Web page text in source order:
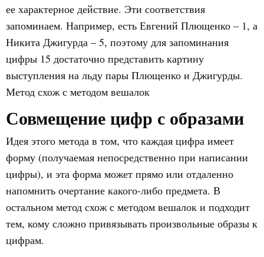
ее характерное действие. Эти соответствия
запоминаем. Например, есть Евгений Плющенко – 1, а
Никита Джигурда – 5, поэтому для запоминания
цифры 15 достаточно представить картину
выступления на льду пары Плющенко и Джигурды.
Метод схож с методом вешалок
Совмещение цифр с образами
Идея этого метода в том, что каждая цифра имеет
форму (получаемая непосредственно при написании
цифры), и эта форма может прямо или отдаленно
напомнить очертание какого-либо предмета. В
остальном метод схож с методом вешалок и подходит
тем, кому сложно привязывать произвольные образы к
цифрам.